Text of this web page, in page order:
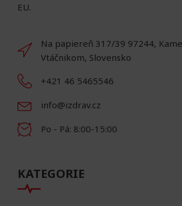
EU.
Na papiereň 317/39 97244,
Vtáčnikom, Slovensko
+421 46 5465546
info@izdrav.cz
Po - Pá: 8:00-15:00
KATEGORIE